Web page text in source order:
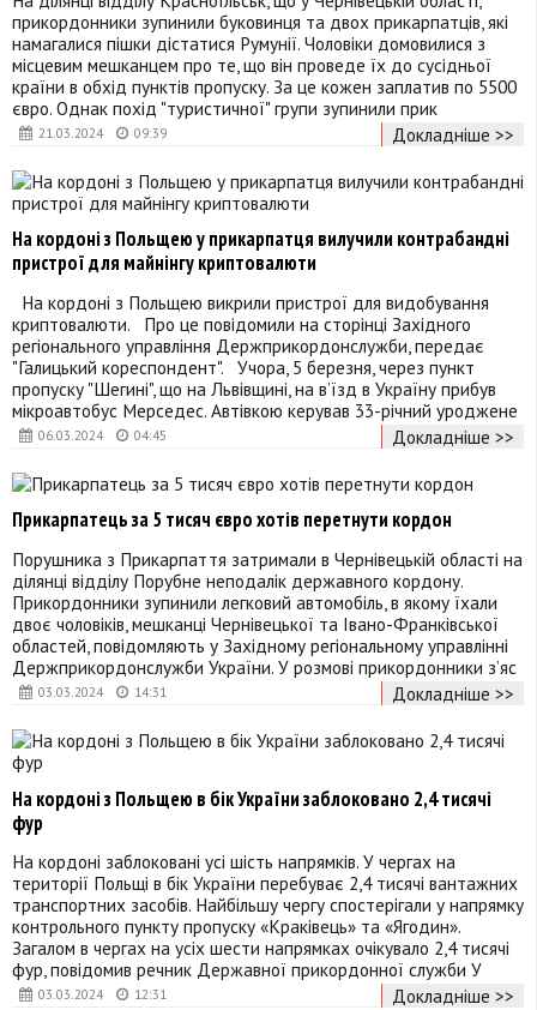
21.03.2024 09:39
прикордонники зупинили буковинця та двох прикарпатців, які
намагалися пішки дістатися Румунії. Чоловіки домовилися з
місцевим мешканцем про те, що він проведе їх до сусідньої
країни в обхід пунктів пропуску. За це кожен заплатив по 5500
євро. Однак похід "туристичної" групи зупинили прик
Докладніше >>
06.03.2024 04:45
На кордоні з Польщею у прикарпатця вилучили контрабандні
пристрої для майнінгу криптовалюти
На кордоні з Польщею викрили пристрої для видобування
криптовалюти. Про це повідомили на сторінці Західного
регіонального управління Держприкордонслужби, передає
"Галицький кореспондент". Учора, 5 березня, через пункт
пропуску "Шегині", що на Львівщині, на в’їзд в Україну прибув
мікроавтобус Мерседес. Автівкою керував 33-річний уроджене
Докладніше >>
03.03.2024 14:31
Прикарпатець за 5 тисяч євро хотів перетнути кордон
Порушника з Прикарпаття затримали в Чернівецькій області на
ділянці відділу Порубне неподалік державного кордону.
Прикордонники зупинили легковий автомобіль, в якому їхали
двоє чоловіків, мешканці Чернівецької та Івано-Франківської
областей, повідомляють у Західному регіональному управлінні
Держприкордонслужби України. У розмові прикордонники з’яс
Докладніше >>
03.03.2024 12:31
На кордоні з Польщею в бік України заблоковано 2,4 тисячі
фур
На кордоні заблоковані усі шість напрямків. У чергах на
території Польщі в бік України перебуває 2,4 тисячі вантажних
транспортних засобів. Найбільшу чергу спостерігали у напрямку
контрольного пункту пропуску «Краківець» та «Ягодин».
Загалом в чергах на усіх шести напрямках очікувало 2,4 тисячі
фур, повідомив речник Державної прикордонної служби У
Докладніше >>